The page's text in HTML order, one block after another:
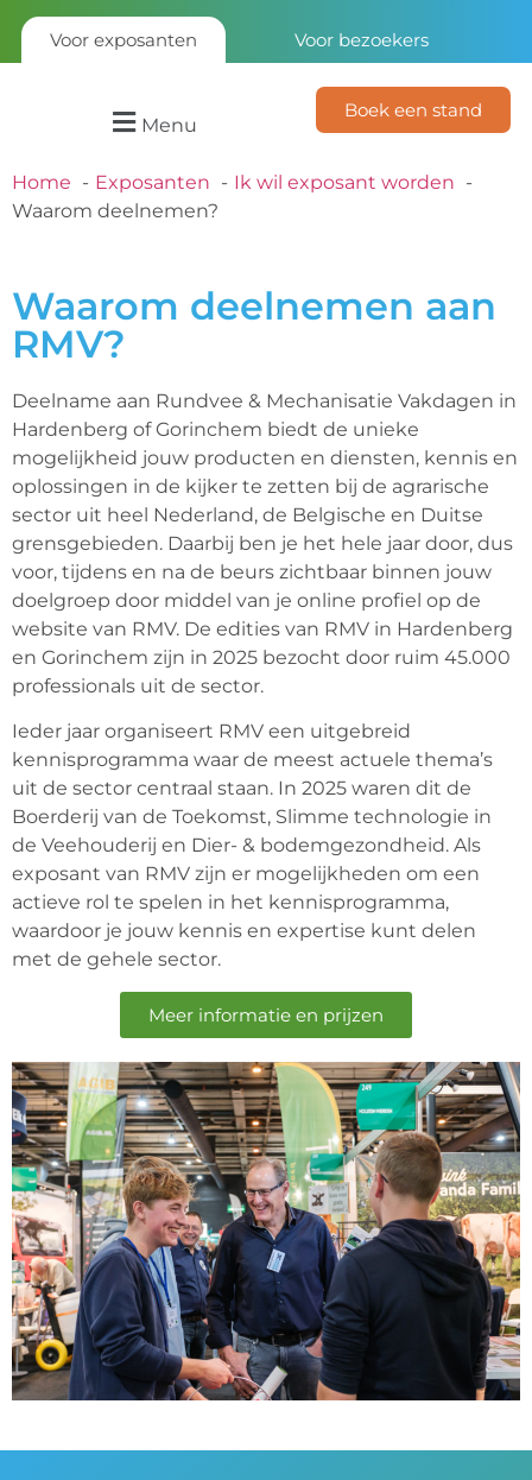
Voor exposanten Voor bezoekers
Menu
Boek een stand
Home Exposanten
Ik wil exposant worden
Waarom deelnemen?
Waarom deelnemen aan
RMV?
Deelname aan Rundvee & Mechanisatie Vakdagen in
Hardenberg of Gorinchem biedt de unieke
mogelijkheid jouw producten en diensten, kennis en
oplossingen in de kijker te zetten bij de agrarische
sector uit heel Nederland, de Belgische en Duitse
grensgebieden. Daarbij ben je het hele jaar door, dus
voor, tijdens en na de beurs zichtbaar binnen jouw
doelgroep door middel van je online profiel op de
website van RMV. De edities van RMV in Hardenberg
en Gorinchem zijn in 2025 bezocht door ruim 45.000
professionals uit de sector.
Ieder jaar organiseert RMV een uitgebreid
kennisprogramma waar de meest actuele thema’s
uit de sector centraal staan. In 2025 waren dit de
Boerderij van de Toekomst, Slimme technologie in
de Veehouderij en Dier- & bodemgezondheid. Als
exposant van RMV zijn er mogelijkheden om een
actieve rol te spelen in het kennisprogramma,
waardoor je jouw kennis en expertise kunt delen
met de gehele sector.
Meer informatie en prijzen